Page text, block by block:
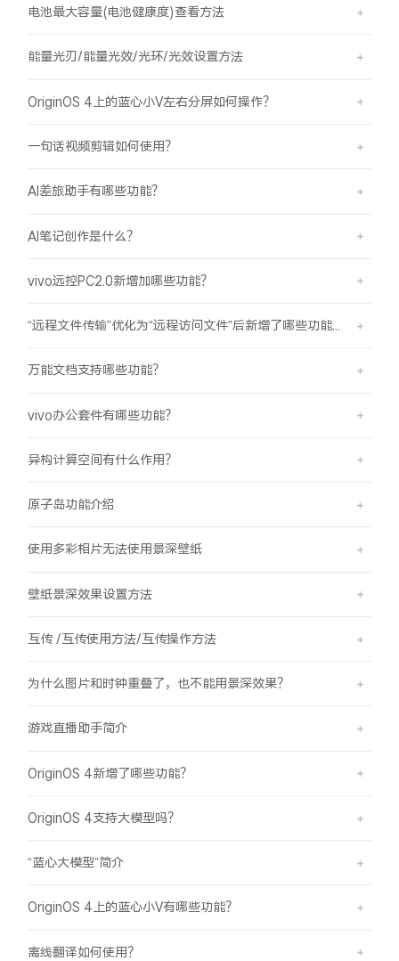
电池最大容量(电池健康度)查看方法
能量光刃/能量光效/光环/光效设置方法
OriginOS 4上的蓝心小V左右分屏如何操作？
一句话视频剪辑如何使用？
AI差旅助手有哪些功能？
AI笔记创作是什么？
vivo远控PC2.0新增加哪些功能？
万能文档支持哪些功能？
vivo办公套件有哪些功能？
异构计算空间有什么作用？
原子岛功能介绍
使用多彩相片无法使用景深壁纸
壁纸景深效果设置方法
互传 /互传使用方法/互传操作方法
为什么图片和时钟重叠了，也不能用景深效果？
游戏直播助手简介
OriginOS 4新增了哪些功能？
OriginOS 4支持大模型吗？
“蓝心大模型”简介
OriginOS 4上的蓝心小V有哪些功能？
离线翻译如何使用？